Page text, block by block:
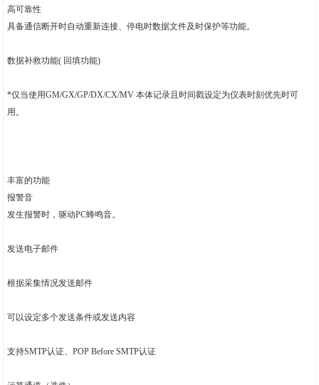
高可靠性
具备通信断开时自动重新连接、停电时数据文件及时保护等功能。
数据补救功能( 回填功能)
*仅当使用GM/GX/GP/DX/CX/MV 本体记录且时间戳设定为仪表时刻优先时可
用。
丰富的功能
报警音
发生报警时，驱动PC蜂鸣音。
发送电子邮件
根据采集情况发送邮件
可以设定多个发送条件或发送内容
支持SMTP认证、POP Before SMTP认证